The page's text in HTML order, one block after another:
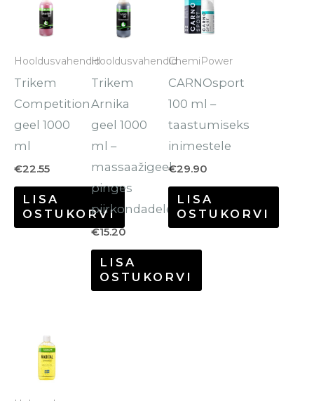
Hooldusvahendid
Trikem
Competition
geel 1000
ml
€22.55
LISA
OSTUKORVI
Hooldusvahendid
Trikem
Arnika
geel 1000
ml –
massaažigeel
pinges
piirkondadele
€15.20
LISA
OSTUKORVI
ChemiPower
CARNOsport
100 ml –
taastumiseks
inimestele
€29.90
LISA
OSTUKORVI
Sellel
tootel
mitu